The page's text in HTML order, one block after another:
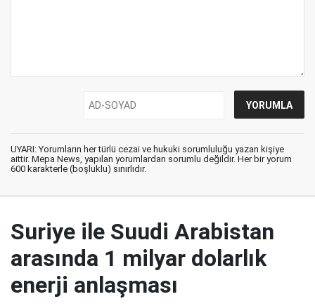
UYARI: Yorumların her türlü cezai ve hukuki sorumluluğu yazan kişiye
aittir. Mepa News, yapılan yorumlardan sorumlu değildir. Her bir yorum
600 karakterle (boşluklu) sınırlıdır.
Suriye ile Suudi Arabistan
arasında 1 milyar dolarlık
enerji anlaşması